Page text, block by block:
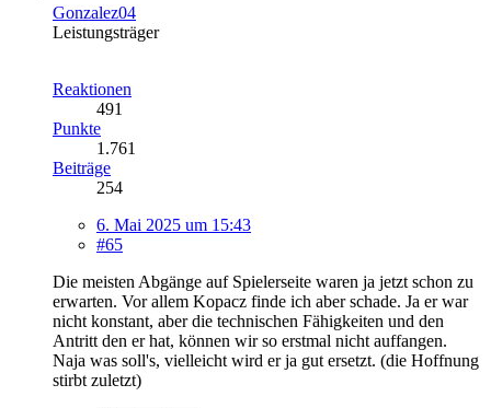
Gonzalez04
Leistungsträger
Reaktionen
491
Punkte
1.761
Beiträge
254
6. Mai 2025 um 15:43
#65
Die meisten Abgänge auf Spielerseite waren ja jetzt schon zu
erwarten. Vor allem Kopacz finde ich aber schade. Ja er war
nicht konstant, aber die technischen Fähigkeiten und den
Antritt den er hat, können wir so erstmal nicht auffangen.
Naja was soll's, vielleicht wird er ja gut ersetzt. (die Hoffnung
stirbt zuletzt)